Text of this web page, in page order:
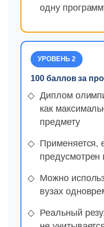
одну
УРОВЕНЬ 2
100 баллов за
Диплом
как
предмету
Применяется,
Можно
вузах
Реальный